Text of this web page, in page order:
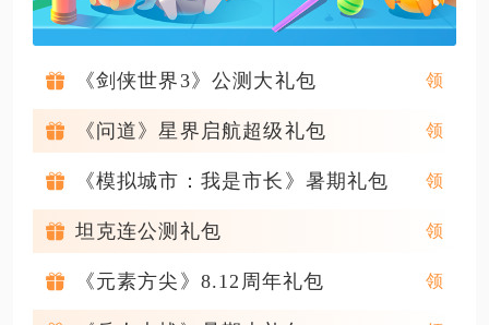
《剑侠世界3》公测大礼包
《问道》星界启航超级礼包
《模拟城市：我是市长》暑期礼包
坦克连公测礼包
《元素方尖》8.12周年礼包